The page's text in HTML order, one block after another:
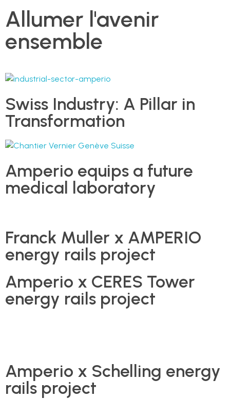
Allumer l'avenir
ensemble
Swiss Industry: A Pillar in
Transformation
Amperio equips a future
medical laboratory
Franck Muller x AMPERIO
energy rails project
Amperio x CERES Tower
energy rails project
Amperio x Schelling energy
rails project